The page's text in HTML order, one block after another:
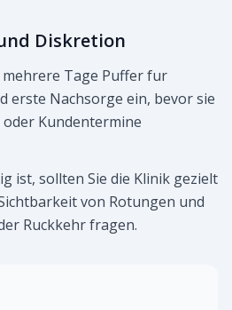
Diskretion
Tage Puffer fur
erste Nachsorge ein, bevor sie
Kundentermine
ist, sollten Sie die Klinik gezielt
von Rotungen und
Ruckkehr fragen.